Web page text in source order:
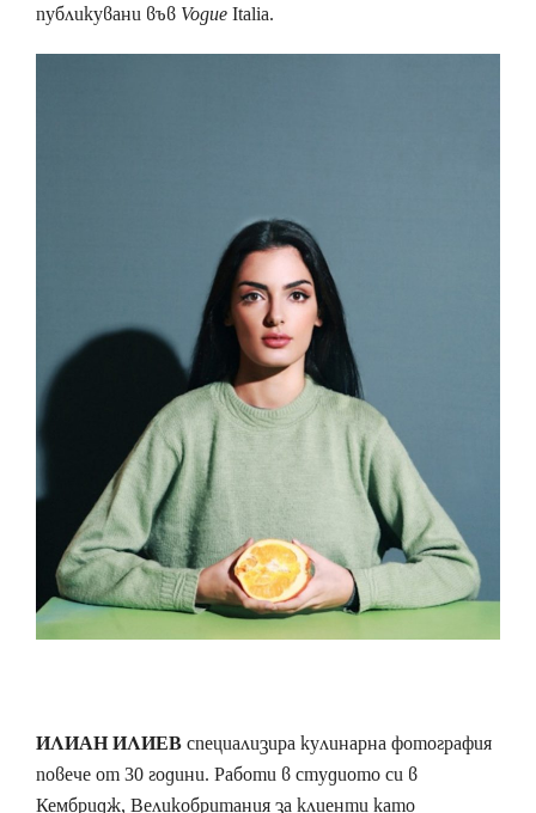
публикувани във VogueItalia.
ИЛИАН ИЛИЕВспециализира кулинарна фотография
повече от 30 години. Работи в студиото си в
Кембридж, Великобритания за клиенти като